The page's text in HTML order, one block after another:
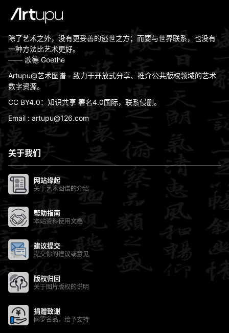
广场地
浮世绘：石药师.石药师寺《东海道五十三
次》
2022-07-23
15:09:06
摄影专区
唐前期的几位皇帝皆好书法，唐太宗icon好
行书，推崇王羲之icon，武则天以草书写
碑。唐玄宗icon李隆基好隶书 ……
2022-06-06
07:58:45
广场地
王羲之的作品，原来藏在哈佛大学，全文
5600多字，行云流水，完美无瑕，比《兰
亭序》更珍贵书法史上，最为 ……
2022-06-06
07:58:38
私密进阶圈
园博园香花?
2022-06-06
07:58:03
水彩画专辑
王羲之 《兰亭序》
2022-06-02
丙烯画研习
很牛的草书，张旭草圣，喝了酒就是不一样
广场地
为端午汉服活动写的团扇，加油！
除了艺术之外，没有更妥善的逃世之方；而要与世界联系，也没有
一种方法比艺术更好。
—— 歌德 Goethe
Artupu@艺术图谱 - 致力于开放式分享、推介公共版权领域的艺术
数字资源。
CC BY4.0：知识共享 署名4.0国际，联系侵删。
Email : artupu@126.com
关于我们
网站缘起
关于艺术图谱的介绍
帮助指南
本站资料使用文档
建议提交
提交你的建议或意见
版权归因
关于图片版权的说明
捐赠致谢
网罗名品，给予支持